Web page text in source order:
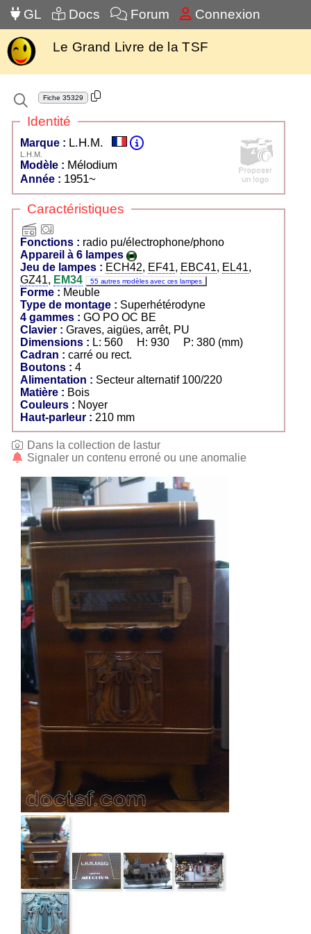
GL Docs Forum Connexion
Le Grand Livre de la TSF
Fiche 35329
Identité
Marque : L.H.M.
L.H.M.
Modèle : Mélodium
Année : 1951~
Caractéristiques
radio
Fonctions : radio pu/électrophone/phono
Appareil à 6 lampes
Jeu de lampes : ECH42, EF41, EBC41, EL41,
GZ41, EM34 55 autres modèles avec ces lampes
Forme : Meuble
Type de montage : Superhétérodyne
4 gammes :
GO PO OC BE
Clavier : Graves, aigües, arrêt, PU
Dimensions : L: 560 H: 930 P: 380 (mm)
Cadran : carré ou rect.
Boutons : 4
Alimentation : Secteur alternatif 100/220
Matière : Bois
Couleurs : Noyer
Haut-parleur : 210 mm
Dans la collection de lastur
Signaler un contenu erroné ou une anomalie